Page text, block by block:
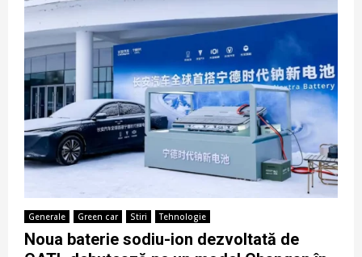
Generale Green car Stiri Tehnologie
Noua baterie sodiu-ion dezvoltată de